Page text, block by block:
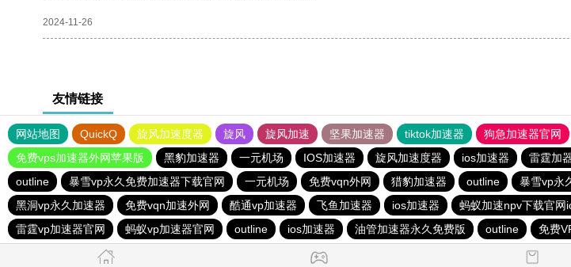
2024-11-26
友情链接
网站地图 QuickQ 旋风加速度器 旋风 旋风加速 坚果加速器 tiktok加速器 狗急加速器官网
免费vps加速器外网苹果版
黑豹加速器 一元机场 IOS加速器 旋风加速度器 ios加速器 雷霆加
outline
暴雪vp永久免费加速器下载官网 一元机场 免费vqn外网 猎豹加速器 outline 暴雪vp永
黑洞vp永久加速器
免费vqn加速外网 酷通vp加速器 飞鱼加速器 ios加速器 蚂蚁加速npv下载官网
雷霆vp加速器官网
蚂蚁vp加速器官网 outline ios加速器 油管加速器永久免费版 outline 免费